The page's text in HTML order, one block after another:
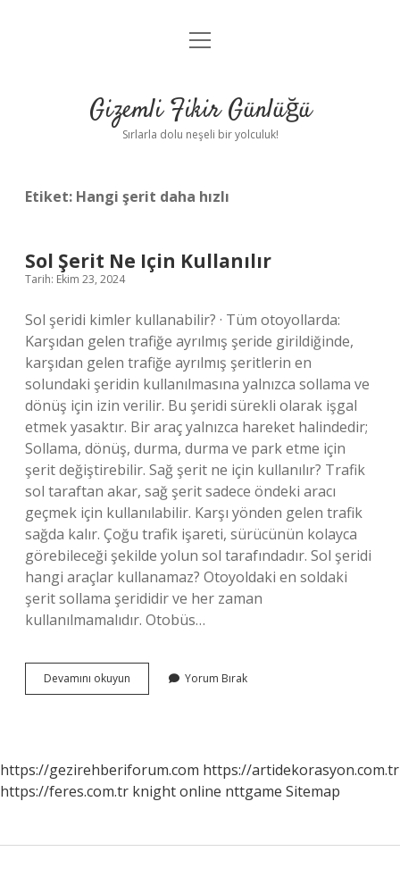
Anasayfa
Yasal Uyarı
menüyü
Gizemli Fikir Günlüğü
Sırlarla dolu neşeli bir yolculuk!
Etiket: Hangi şerit daha hızlı
Sol Şerit Ne Için Kullanılır
Tarih: Ekim 23, 2024
Sol şeridi kimler kullanabilir? · Tüm otoyollarda:
Karşıdan gelen trafiğe ayrılmış şeride girildiğinde,
karşıdan gelen trafiğe ayrılmış şeritlerin en
solundaki şeridin kullanılmasına yalnızca sollama ve
dönüş için izin verilir. Bu şeridi sürekli olarak işgal
etmek yasaktır. Bir araç yalnızca hareket halindedir;
Sollama, dönüş, durma, durma ve park etme için
şerit değiştirebilir. Sağ şerit ne için kullanılır? Trafik
sol taraftan akar, sağ şerit sadece öndeki aracı
geçmek için kullanılabilir. Karşı yönden gelen trafik
sağda kalır. Çoğu trafik işareti, sürücünün kolayca
görebileceği şekilde yolun sol tarafındadır. Sol şeridi
hangi araçlar kullanamaz? Otoyoldaki en soldaki
şerit sollama şerididir ve her zaman
kullanılmamalıdır. Otobüs…
Devamını okuyun
Şerit
Yorum Bırak
https://gezirehberiforum.com https://artidekorasyon.com.tr
https://feres.com.tr knight online nttgame Sitemap